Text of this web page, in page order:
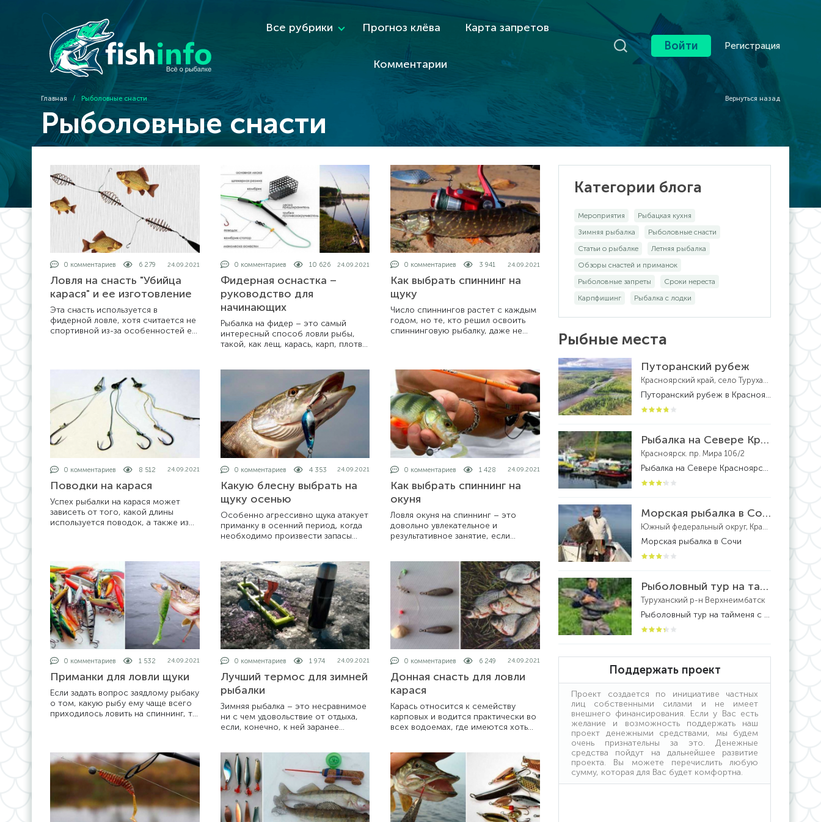
Все рубрики Прогноз клёва Карта запретов
Комментарии
Войти Регистрация
Главная / Рыболовные снасти Вернуться назад
Рыболовные снасти
0 комментариев 6 279 24.09.2021
Ловля на снасть "Убийца
карася" и ее изготовление
Эта снасть используется в
фидерной ловле, хотя считается не
спортивной из-за особенностей ее
передаются в полной
0 комментариев 10 626 24.09.2021
Фидерная оснастка –
руководство для
начинающих
Рыбалка на фидер – это самый
интересный способ ловли рыбы,
такой, как лещ, карась, карп, плотва
достаточно динамичным, при
котором рыбак забывает
практически обо всем, поскольку
приходится постоянно проверять
кормушку на наличие корма.
0 комментариев 3 941 24.09.2021
Как выбрать спиннинг на
щуку
Число спиннингов растет с каждым
годом, но те, кто решил освоить
спиннинговую рыбалку, даже не
огромное количество конструкций,
0 комментариев 8 512 24.09.2021
Поводки на карася
Успех рыбалки на карася может
зависеть от того, какой длины
используется поводок, а также из
поводок
0 комментариев 4 353 24.09.2021
Какую блесну выбрать на
щуку осенью
Особенно агрессивно щука атакует
приманку в осенний период, когда
необходимо произвести запасы
питаться и в глухозимье, но не так
0 комментариев 1 428 24.09.2021
Как выбрать спиннинг на
окуня
Ловля окуня на спиннинг – это
довольно увлекательное и
результативное занятие, если
одной из самых распространенных
видов рыб,
0 комментариев 1 532 24.09.2021
Приманки для ловли щуки
Если задать вопрос заядлому рыбаку
о том, какую рыбу ему чаще всего
приходилось ловить на спиннинг, то
0 комментариев 1 974 24.09.2021
Лучший термос для зимней
рыбалки
Зимняя рыбалка – это несравнимое
ни с чем удовольствие от отдыха,
если, конечно, к ней заранее
поскольку без горячего питья з
0 комментариев 6 249 24.09.2021
Донная снасть для ловли
карася
Карась относится к семейству
карповых и водится практически во
всех водоемах, где имеются хоть
количеством кислорода, поэтому
его
Категории блога
Мероприятия
Рыбацкая кухня
Зимняя рыбалка
Рыболовные снасти
Статьи о рыбалке
Летняя рыбалка
Обзоры снастей и приманок
Рыболовные запреты
Сроки нереста
Карпфишинг
Рыбалка с лодки
Рыбные места
Путоранский рубеж
Красноярский край, село Туруханск
Путоранский рубеж в Красноярском крае - рыболовная база
Рыбалка на Севере Красноярского края
Красноярск. пр. Мира 106/2
Рыбалка на Севере Красноярского края - рыболовный тур
Морская рыбалка в Сочи
Южный федеральный округ, Краснодарский край, федеральная территория Сириус, посёлок городского типа Сириус
Морская рыбалка в Сочи
Рыболовный тур на тайменя с вертолетной заброской на реке Бахта
Туруханский р-н Верхнеимбатск
Рыболовный тур на тайменя с вертолетной заброской на реке Бахта - рыболовный тур
Поддержать проект
Проект создается по инициативе частных
лиц собственными силами и не имеет
внешнего финансирования. Если у Вас есть
желание и возможность поддержать наш
проект денежными средствами, мы будем
очень признательны за это. Денежные
средства пойдут на дальнейшее развитие
проекта. Вы можете перечислить любую
сумму, которая для Вас будет комфортна.